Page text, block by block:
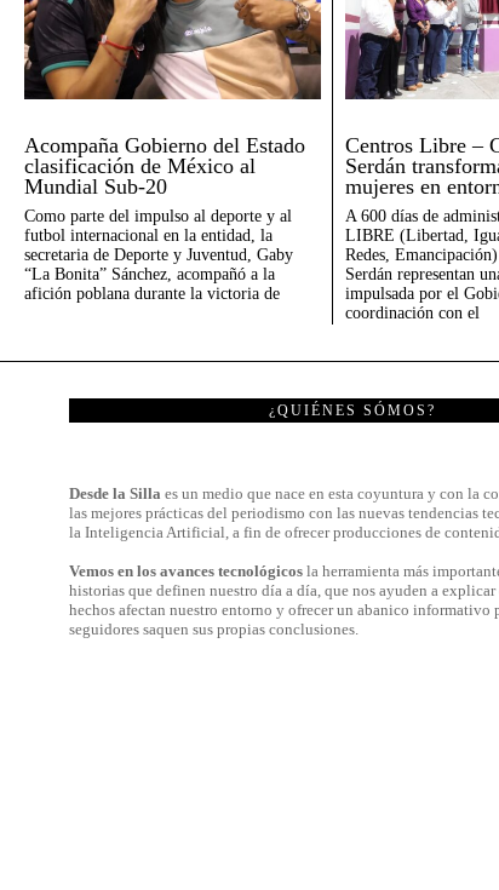
Acompaña Gobierno del Estado
clasificación de México al
Mundial Sub-20
Como parte del impulso al deporte y al
futbol internacional en la entidad, la
secretaria de Deporte y Juventud, Gaby
“La Bonita” Sánchez, acompañó a la
afición poblana durante la victoria de
Centros Libre –
Serdán
mujeres en
A 600 días de
LIBRE (Libertad,
Redes,
Serdán representan
impulsada por el
coordinación con el
¿QUIÉNES SÓMOS?
Desde la Silla es un medio que nace en esta coyuntura y con la
las mejores prácticas del periodismo con las nuevas tendencias
la Inteligencia Artificial, a fin de ofrecer producciones de
Vemos en los avances tecnológicos la herramienta más
historias que definen nuestro día a día, que nos ayuden a explicar
hechos afectan nuestro entorno y ofrecer un abanico informativo
seguidores saquen sus propias conclusiones.